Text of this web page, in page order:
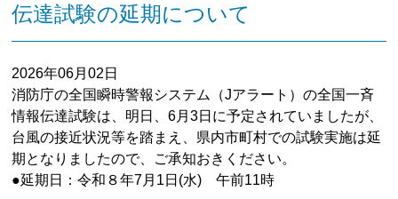
伝達試験の延期について
2026年06月02日
消防庁の全国瞬時警報システム（Jアラート）の全国一斉
情報伝達試験は、明日、6月3日に予定されていましたが、
台風の接近状況等を踏まえ、県内市町村での試験実施は延
期となりましたので、ご承知おきください。
●延期日：令和８年7月1日(水) 午前11時